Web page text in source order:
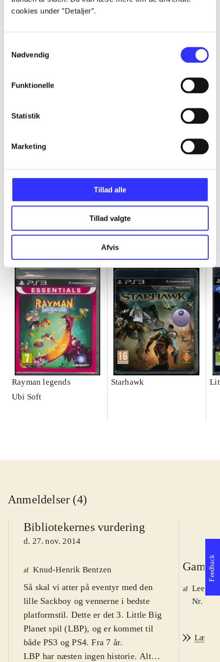
cookies under ”Detaljer”.
Nødvendig
Funktionelle
Statistik
Marketing
Tillad alle
Tillad valgte
Afvis
...
...
...
...
Minder om
Rayman legends
Ubi Soft
Starhawk
Anmeldelser (4)
Bibliotekernes vurdering
d. 27. nov. 2014
af Knud-Henrik Bentzen
Så skal vi atter på eventyr med den
lille Sackboy og vennerne i bedste
platformstil. Dette er det 3. Little Big
Planet spil (LBP), og er kommet til
både PS3 og PS4. Fra 7 år.
LBP har næsten ingen historie. Alt
Game
af Lee
Nr.
Læs
Feedback